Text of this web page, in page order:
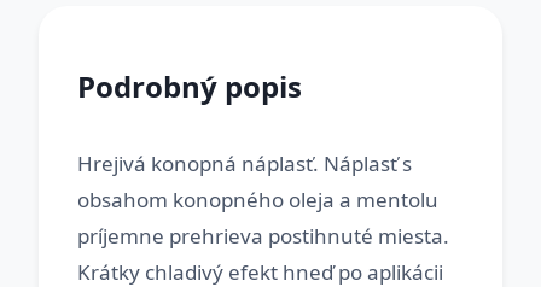
Podrobný popis
Hrejivá konopná náplasť. Náplasť s
obsahom konopného oleja a mentolu
príjemne prehrieva postihnuté miesta.
Krátky chladivý efekt hneď po aplikácii